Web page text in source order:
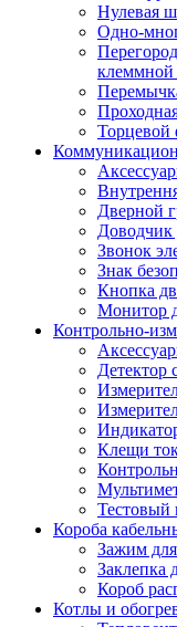
Нулевая
Одно-
клеммной
Торцевой
Дверной
Доводчик
Звонок
Знак
Кнопка
Монитор
Контрольно-
Детектор
Клещи
Тестовый
Короба
Зажим для
Заклепка
Короб
Котлы и